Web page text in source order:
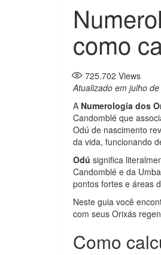
como
725.702 Views
Atualizado em julho
A Numerologia dos
Candomblé que
Odú de nascimento
da vida, funcionando
Odú significa
Candomblé e da
pontos fortes e áreas
Neste guia você
com seus Orixás
Como